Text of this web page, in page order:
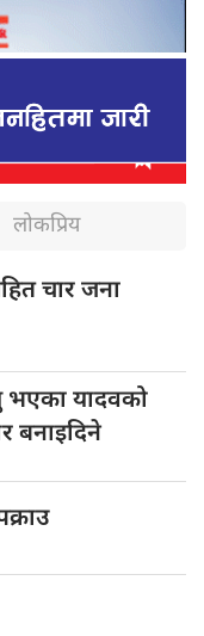
लोकप्रिय
चार जना
भएका यादवको
बनाइदिने